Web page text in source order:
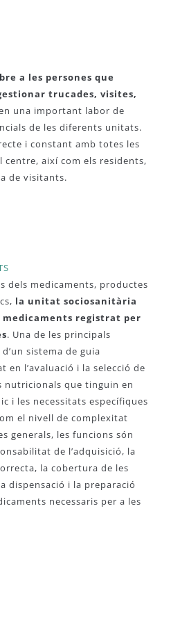
a les persones que
trucades, visites,
una important labor de
de les diferents unitats.
i constant amb totes les
centre, així com els residents,
de visitants.
dels medicaments, productes
la unitat sociosanitària
medicaments registrat per
. Una de les principals
sistema de guia
en l’avaluació i la selecció de
nutricionals que tinguin en
i les necessitats específiques
el nivell de complexitat
generals, les funcions són
de l’adquisició, la
la cobertura de les
dispensació i la preparació
necessaris per a les